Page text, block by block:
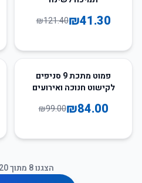
₪41.30
₪121.40
15
פמוט מתכת 9 סניפים
לקישוט חנוכה ואירועים
₪84.00
₪99.00
הצגנו8 מתוך